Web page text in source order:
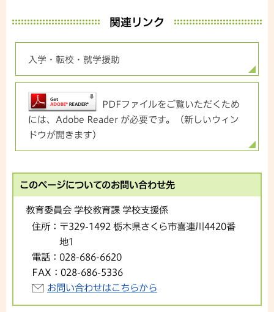
関連リンク
入学・転校・就学援助
PDFファイルをご覧いただくため
には、Adobe Reader が必要です。（新しいウィン
ドウが開きます）
このページについてのお問い合わせ先
教育委員会 学校教育課 学校支援係
住所： 〒329-1492 栃木県さくら市喜連川4420番
地1
電話： 028-686-6620
FAX： 028-686-5336
お問い合わせはこちらから